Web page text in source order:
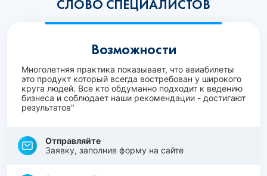
СЛОВО СПЕЦИАЛИСТОВ
Возможности
Многолетняя практика показывает, что авиабилеты
это продукт который всегда востребован у широкого
круга людей. Все кто обдуманно подходит к ведению
бизнеса и соблюдает наши рекомендации - достигают
результатов"
Отправляйте
Заявку, заполнив форму на сайте